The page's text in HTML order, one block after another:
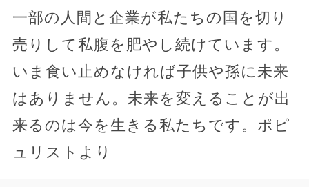
一部の人間と企業が私たちの国を切り
売りして私腹を肥やし続けています。
いま食い止めなければ子供や孫に未来
はありません。未来を変えることが出
来るのは今を生きる私たちです。ポピ
ュリストより